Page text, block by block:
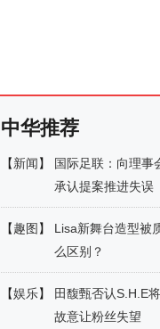
中华推荐
【新闻】
国际足联：向理事
承认提案推进失误
【趣图 】
Lisa新舞台造型被
么区别？
【娱乐】
田馥甄否认S.H.E
故意让粉丝失望